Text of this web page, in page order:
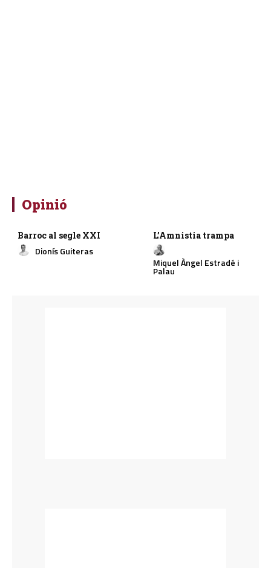
Opinió
Barroc al segle XXI
Dionís Guiteras
L’Amnistia trampa
Miquel Àngel Estradé i
Palau